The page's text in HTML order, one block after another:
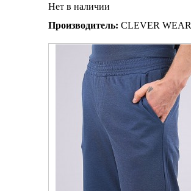
Нет в наличии
Производитель: CLEVER WEAR